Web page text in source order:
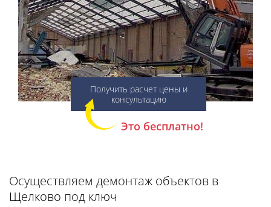
Получить расчет цены и
консультацию
Это бесплатно!
Осуществляем демонтаж объектов в
Щелково под ключ